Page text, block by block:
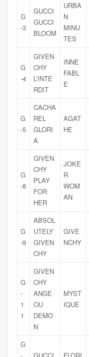
G
-3
GUCCI
GUCCI
BLOOM
URBA
N
MINU
TES
G
-4
GIVEN
CHY
L’INTE
RDIT
INNE
FABL
E
G
-5
CACHA
REL
GLORI
A
AGAT
HE
G
-8
GIVEN
CHY
PLAY
FOR
HER
JOKE
R
WOM
AN
G
-9
ABSOL
UTELY
GIVEN
CHY
GIVE
NCHY
G
-
1
1
GIVEN
CHY
ANGE
OU
DEMO
N
MYST
IQUE
G